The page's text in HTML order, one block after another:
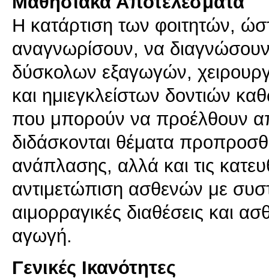
Η κατάρτιση των φοιτητών,
αναγνωρίσουν, να
δύσκολων εξαγωγών,
και ημιεγκλείστων δοντιών
που μπορούν να προέλθουν
διδάσκονται θέματα
ανάπλασης, αλλά και τις
αντιμετώπιση ασθενών με
αιμορραγικές διαθέσεις και
αγωγή.
Γενικές Ικανότητες